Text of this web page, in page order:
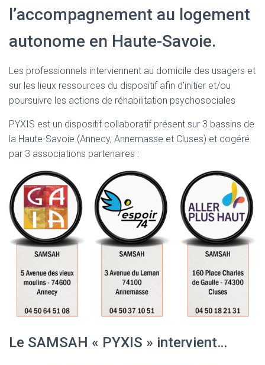
l’accompagnement au logement
autonome en Haute-Savoie.
Les professionnels interviennent au domicile des usagers et
sur les lieux ressources du dispositif afin d’initier et/ou
poursuivre les actions de réhabilitation psychosociales
PYXIS est un dispositif collaboratif présent sur 3 bassins de
la Haute-Savoie (Annecy, Annemasse et Cluses) et cogéré
par 3 associations partenaires :
Le SAMSAH « PYXIS » intervient…